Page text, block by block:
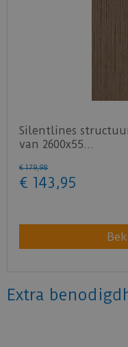
Silentlines
van 2600x55…
€ 179,98
€ 143 ,95
Extra